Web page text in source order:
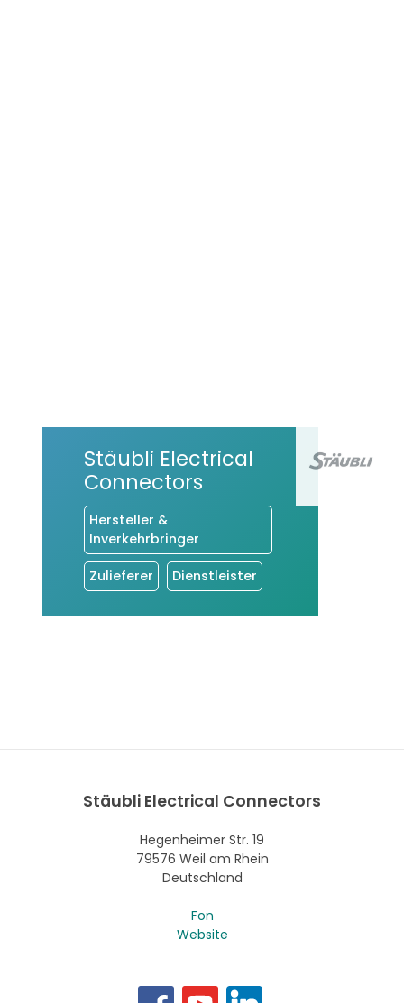
Stäubli Electrical
Connectors
Hersteller &
Inverkehrbringer
Zulieferer Dienstleister
Stäubli Electrical Connectors
Hegenheimer Str. 19
79576 Weil am Rhein
Deutschland
Fon
Website